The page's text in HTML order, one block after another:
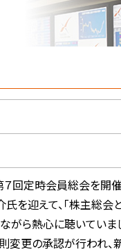
回定時会員総会を開催
迎えて、「株主総会
がら熱心に聴いていま
変更の承認が行われ、